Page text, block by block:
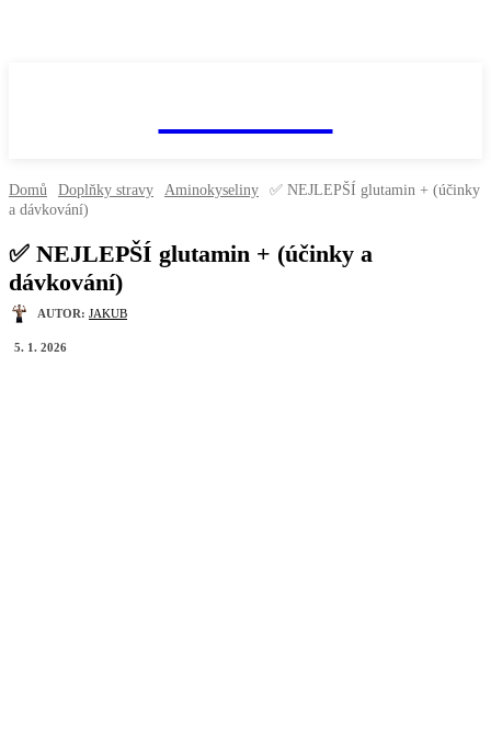
Domů Doplňky stravy Aminokyseliny
✅ NEJLEPŠÍ glutamin + (účinky
a dávkování)
✅ NEJLEPŠÍ glutamin + (účinky a
dávkování)
AUTOR: JAKUB
5. 1. 2026